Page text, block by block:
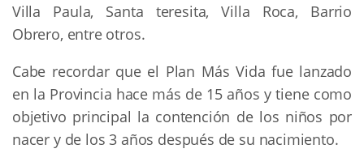
Villa Paula, Santa teresita, Villa Roca, Barrio
Obrero, entre otros.
Cabe recordar que el Plan Más Vida fue lanzado
en la Provincia hace más de 15 años y tiene como
objetivo principal la contención de los niños por
nacer y de los 3 años después de su nacimiento.